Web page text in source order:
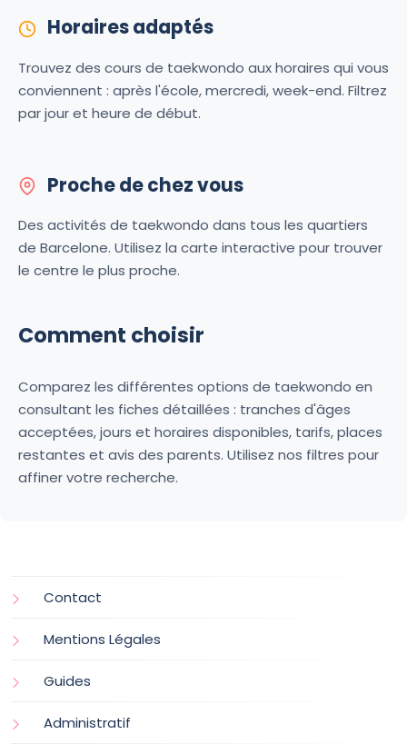
Horaires adaptés
Trouvez des cours de taekwondo aux horaires qui vous
conviennent : après l'école, mercredi, week-end. Filtrez
par jour et heure de début.
Proche de chez vous
Des activités de taekwondo dans tous les quartiers
de Barcelone. Utilisez la carte interactive pour trouver
le centre le plus proche.
Comment choisir
Comparez les différentes options de taekwondo en
consultant les fiches détaillées : tranches d'âges
acceptées, jours et horaires disponibles, tarifs, places
restantes et avis des parents. Utilisez nos filtres pour
affiner votre recherche.
Contact
Mentions Légales
Guides
Administratif